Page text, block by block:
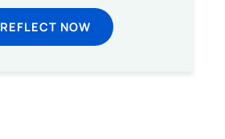
REFLECT NOW